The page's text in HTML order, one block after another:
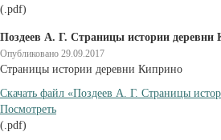
(.pdf)
Поздеев А. Г. Страницы истории деревни
Опубликовано 29.09.2017
Страницы истории деревни Киприно
Cкачать файл «Поздеев А. Г. Страницы
Посмотреть
(.pdf)